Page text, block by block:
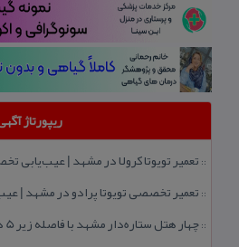
ریپورتاژ
:: تعمیر تویوتا كرولا در مشهد | عیب‌یابی
:: تعمیر تخصصی تویوتا پرادو در مشهد |
::چهار هتل‌ ستاره‌دار مشهد با فاصله زیر 5 دقیقه تا حرم